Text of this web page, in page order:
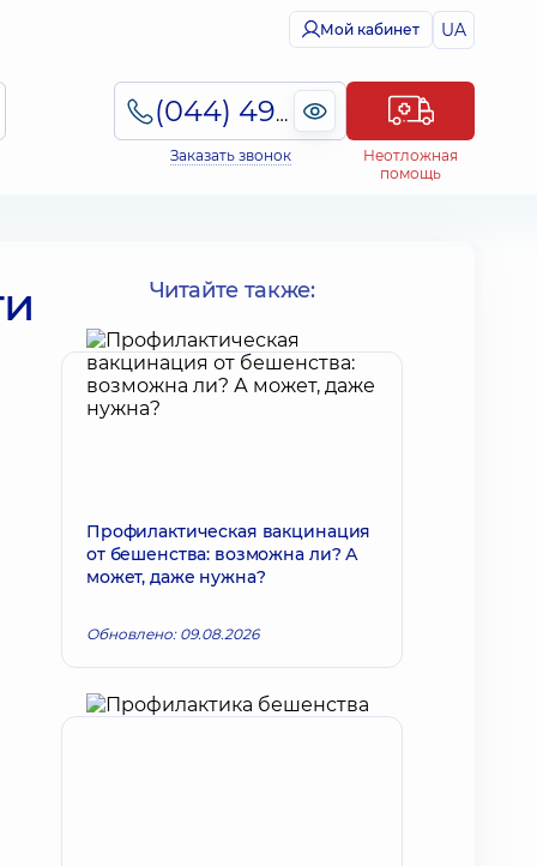
Мой кабинет UA
(044) 495-2-888
Заказать звонок
Неотложная
помощь
Читайте также:
Профилактическая вакцинация
от бешенства: возможна ли? А
может, даже нужна?
Обновлено: 09.08.2026